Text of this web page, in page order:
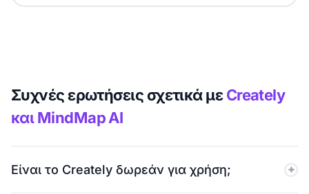
Συχνές ερωτήσεις σχετικά μεCreately
και MindMap AI
Είναι το Creately δωρεάν για χρήση;